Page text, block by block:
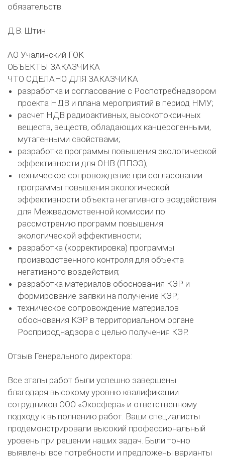
обязательств.
Д.В. Штин
АО Учалинский ГОК
ОБЪЕКТЫ ЗАКАЗЧИКА
ЧТО СДЕЛАНО ДЛЯ ЗАКАЗЧИКА
разработка и согласование с Роспотребнадзором
проекта НДВ и плана мероприятий в период НМУ;
расчет НДВ радиоактивных, высокотоксичных
веществ, веществ, обладающих канцерогенными,
мутагенными свойствами;
разработка программы повышения экологической
эффективности для ОНВ (ППЭЭ);
техническое сопровождение при согласовании
программы повышения экологической
эффективности объекта негативного воздействия
для Межведомственной комиссии по
рассмотрению программ повышения
экологической эффективности;
разработка (корректировка) программы
производственного контроля для объекта
негативного воздействия;
разработка материалов обоснования КЭР и
формирование заявки на получение КЭР;
техническое сопровождение материалов
обоснования КЭР в территориальном органе
Росприроднадзора с целью получения КЭР.
Отзыв Генерального директора:
Все этапы работ были успешно завершены
благодаря высокому уровню квалификации
сотрудников ООО «Экосфера» и ответственному
подходу к выполнению работ. Ваши специалисты
продемонстрировали высокий профессиональный
уровень при решении наших задач. Были точно
выявлены все потребности и предложены варианты